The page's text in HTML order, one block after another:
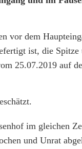
vor dem
ist, die
25.07.2019 auf
im gleichen
und Unrat